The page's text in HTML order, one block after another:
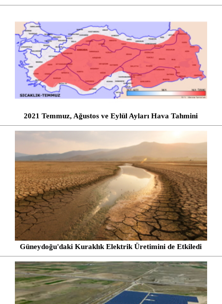
2021 Temmuz, Ağustos ve Eylül Ayları Hava Tahmini
Güneydoğu'daki Kuraklık Elektrik Üretimini de Etkiledi